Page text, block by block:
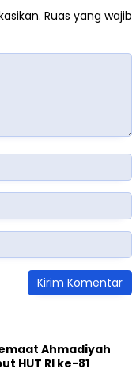
Ruas yang wajib
Ahmadiyah
HUT RI ke-81